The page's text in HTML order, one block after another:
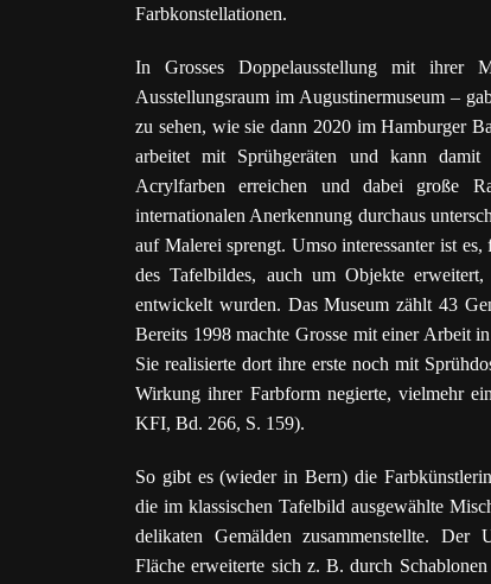
Farbkonstellationen.
In Grosses Doppelausstellung mit ihrer
Ausstellungsraum im Augustinermuseum –
zu sehen, wie sie dann 2020 im Hamburger
arbeitet mit Sprühgeräten und kann damit
Acrylfarben erreichen und dabei große
internationalen Anerkennung durchaus
auf Malerei sprengt. Umso interessanter ist
des Tafelbildes, auch um Objekte
entwickelt wurden. Das Museum zählt 43
Bereits 1998 machte Grosse mit einer Arbeit
Sie realisierte dort ihre erste noch mit
Wirkung ihrer Farbform negierte, vielmehr
KFI, Bd. 266, S. 159).
So gibt es (wieder in Bern) die
die im klassischen Tafelbild ausgewählte
delikaten Gemälden zusammenstellte.
Fläche erweiterte sich z. B. durch